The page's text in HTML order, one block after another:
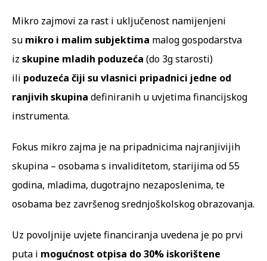
Mikro zajmovi za rast i uključenost namijenjeni
su mikro i malim subjektima malog gospodarstva
iz skupine mladih poduzeća (do 3g starosti)
ili poduzeća čiji su vlasnici pripadnici jedne od
ranjivih skupina definiranih u uvjetima financijskog
instrumenta.
Fokus mikro zajma je na pripadnicima najranjivijih
skupina – osobama s invaliditetom, starijima od 55
godina, mladima, dugotrajno nezaposlenima, te
osobama bez završenog srednjoškolskog obrazovanja.
Uz povoljnije uvjete financiranja uvedena je po prvi
puta i mogućnost otpisa do 30% iskorištene